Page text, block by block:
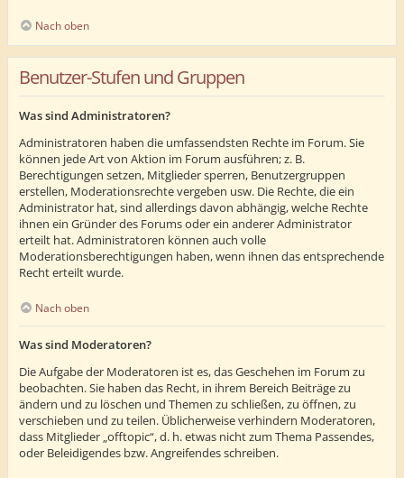
Nach oben
Benutzer-Stufen und Gruppen
Was sind Administratoren?
Administratoren haben die umfassendsten Rechte im Forum. Sie
können jede Art von Aktion im Forum ausführen; z. B.
Berechtigungen setzen, Mitglieder sperren, Benutzergruppen
erstellen, Moderationsrechte vergeben usw. Die Rechte, die ein
Administrator hat, sind allerdings davon abhängig, welche Rechte
ihnen ein Gründer des Forums oder ein anderer Administrator
erteilt hat. Administratoren können auch volle
Moderationsberechtigungen haben, wenn ihnen das entsprechende
Recht erteilt wurde.
Nach oben
Was sind Moderatoren?
Die Aufgabe der Moderatoren ist es, das Geschehen im Forum zu
beobachten. Sie haben das Recht, in ihrem Bereich Beiträge zu
ändern und zu löschen und Themen zu schließen, zu öffnen, zu
verschieben und zu teilen. Üblicherweise verhindern Moderatoren,
dass Mitglieder „offtopic“, d. h. etwas nicht zum Thema Passendes,
oder Beleidigendes bzw. Angreifendes schreiben.